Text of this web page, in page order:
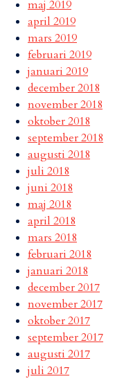
maj 2019
april 2019
mars 2019
februari 2019
januari 2019
december 2018
november 2018
oktober 2018
september 2018
augusti 2018
juli 2018
juni 2018
maj 2018
april 2018
mars 2018
februari 2018
januari 2018
december 2017
november 2017
oktober 2017
september 2017
augusti 2017
juli 2017